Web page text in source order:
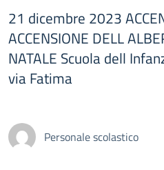
21 dicembre 2023
ACCENSIONE DELL
NATALE Scuola dell
via Fatima
Personale scolastico